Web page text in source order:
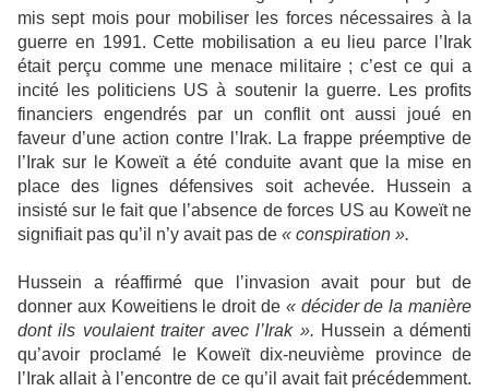
mis sept mois pour mobiliser les forces nécessaires à la
guerre en 1991. Cette mobilisation a eu lieu parce l’Irak
était perçu comme une menace militaire ; c’est ce qui a
incité les politiciens US à soutenir la guerre. Les profits
financiers engendrés par un conflit ont aussi joué en
faveur d’une action contre l’Irak. La frappe préemptive de
l’Irak sur le Koweït a été conduite avant que la mise en
place des lignes défensives soit achevée. Hussein a
insisté sur le fait que l’absence de forces US au Koweït ne
signifiait pas qu’il n’y avait pas de « conspiration ».
Hussein a réaffirmé que l’invasion avait pour but de
donner aux Koweitiens le droit de « décider de la manière
dont ils voulaient traiter avec l’Irak ». Hussein a démenti
qu’avoir proclamé le Koweït dix-neuvième province de
l’Irak allait à l’encontre de ce qu’il avait fait précédemment.